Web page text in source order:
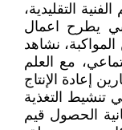
التقليدية،
يطرح اعمال
نشاهد
مع العلم
إعادة الإنتاج
تنشيط التغذية
الحصول قيم